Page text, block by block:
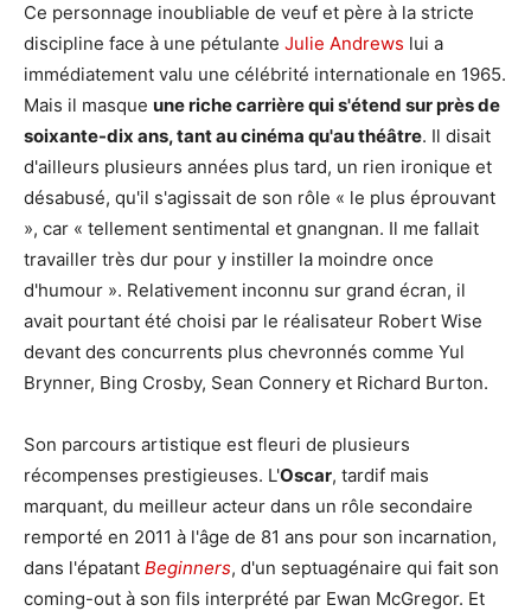
Ce personnage inoubliable de veuf et père à la stricte
discipline face à une pétulante Julie Andrews lui a
immédiatement valu une célébrité internationale en 1965.
Mais il masque une riche carrière qui s'étend sur près de
soixante-dix ans, tant au cinéma qu'au théâtre. Il disait
d'ailleurs plusieurs années plus tard, un rien ironique et
désabusé, qu'il s'agissait de son rôle « le plus éprouvant
», car « tellement sentimental et gnangnan. Il me fallait
travailler très dur pour y instiller la moindre once
d'humour ». Relativement inconnu sur grand écran, il
avait pourtant été choisi par le réalisateur Robert Wise
devant des concurrents plus chevronnés comme Yul
Brynner, Bing Crosby, Sean Connery et Richard Burton.
Son parcours artistique est fleuri de plusieurs
récompenses prestigieuses. L'Oscar, tardif mais
marquant, du meilleur acteur dans un rôle secondaire
remporté en 2011 à l'âge de 81 ans pour son incarnation,
dans l'épatant Beginners, d'un septuagénaire qui fait son
coming-out à son fils interprété par Ewan McGregor. Et